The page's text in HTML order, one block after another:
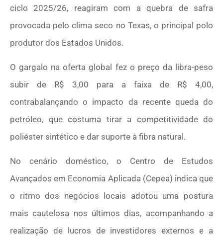
ciclo 2025/26, reagiram com a quebra de safra
provocada pelo clima seco no Texas, o principal polo
produtor dos Estados Unidos.
O gargalo na oferta global fez o preço da libra-peso
subir de R$ 3,00 para a faixa de R$ 4,00,
contrabalançando o impacto da recente queda do
petróleo, que costuma tirar a competitividade do
poliéster sintético e dar suporte à fibra natural.
No cenário doméstico, o Centro de Estudos
Avançados em Economia Aplicada (Cepea) indica que
o ritmo dos negócios locais adotou uma postura
mais cautelosa nos últimos dias, acompanhando a
realização de lucros de investidores externos e a